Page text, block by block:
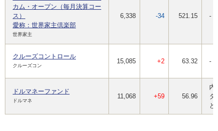
カム・オープン（毎月決算コー
ス）
愛称：世界家主倶楽部
世界家主
6,338 -34 521.15 -
クルーズコントロール
クルーズコン
15,085 +2 63.32 -
ドルマネーファンド
ドルマネ
11,068 +59 56.96
内
タ
と